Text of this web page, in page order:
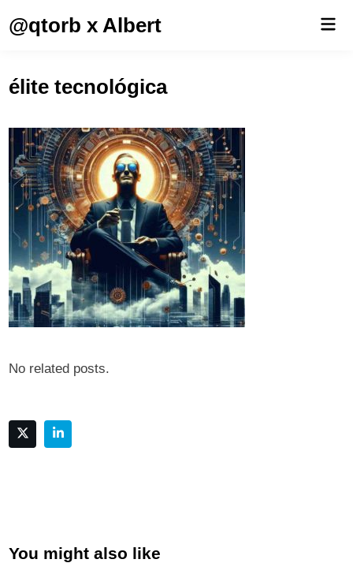
@qtorb x Albert
élite tecnológica
No related posts.
You might also like